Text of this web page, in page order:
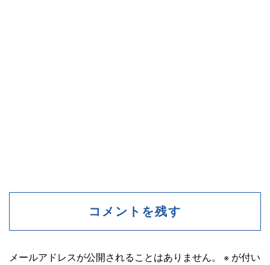
コメントを残す
メールアドレスが公開されることはありません。 ※ が付い